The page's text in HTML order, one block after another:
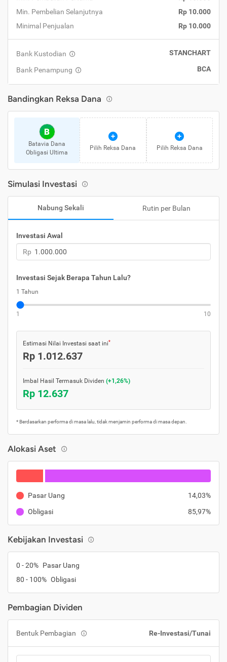
Min. Pembelian Selanjutnya
Rp 10.000
Minimal Penjualan
Rp 10.000
Bank Kustodian STANCHART
Bank Penampung BCA
Bandingkan Reksa Dana
B
Batavia Dana
Obligasi Ultima
Pilih Reksa Dana Pilih Reksa Dana
Simulasi Investasi
Nabung Sekali Rutin per Bulan
Investasi Awal
Rp
Investasi Sejak Berapa Tahun Lalu?
1 Tahun
1 10
Estimasi Nilai Investasi saat ini*
Rp 1.012.637
Imbal Hasil Termasuk Dividen (+1,26%)
Rp 12.637
* Berdasarkan performa di masa lalu, tidak menjamin performa di masa depan.
Alokasi Aset
Pasar Uang
14,03%
Obligasi
85,97%
Kebijakan Investasi
0 - 20% Pasar Uang
80 - 100% Obligasi
Pembagian Dividen
Bentuk Pembagian Re-Investasi/Tunai